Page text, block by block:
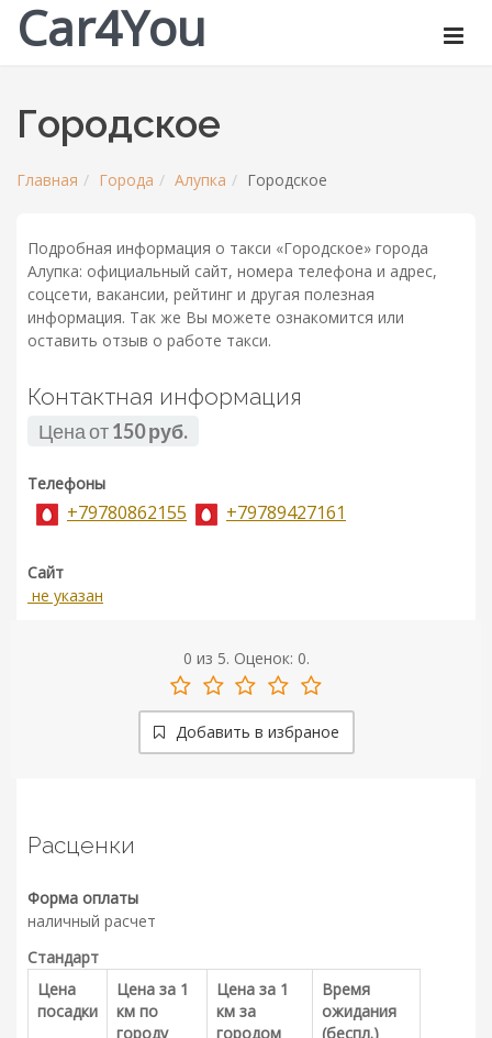
Car4You
Городское
Главная Города Алупка Городское
Подробная информация о такси «Городское» города
Алупка: официальный сайт, номера телефона и адрес,
соцсети, вакансии, рейтинг и другая полезная
информация. Так же Вы можете ознакомится или
оставить отзыв о работе такси.
Контактная информация
Цена от150 руб.
Телефоны
+79780862155 +79789427161
Сайт
не указан
0 из 5. Оценок: 0.
Добавить в избраное
Расценки
Форма оплаты
наличный расчет
Стандарт
Цена
посадки
Цена за 1
км по
городу
Цена за 1
км за
городом
Время
ожидания
(беспл.)